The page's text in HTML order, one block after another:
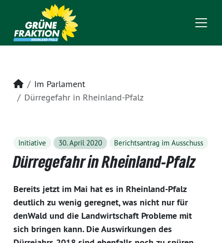
Startseite
Im Parlament
Dürregefahr in Rheinland-Pfalz
Initiative 30. April 2020 Berichtsantrag im Ausschuss
Dürregefahr in Rheinland-Pfalz
Bereits jetzt im Mai hat es in Rheinland-Pfalz
deutlich zu wenig geregnet, was nicht nur für
denWald und die Landwirtschaft Probleme mit
sich bringen kann. Die Auswirkungen des